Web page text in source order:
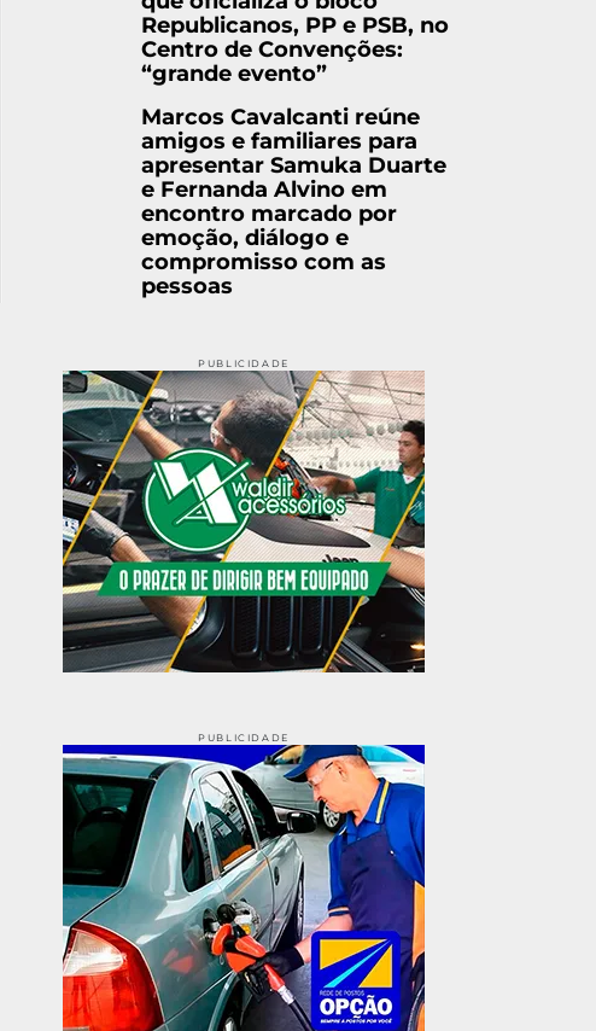
Republicanos, PP e PSB, no
Centro de Convenções:
“grande evento”
Marcos Cavalcanti reúne
amigos e familiares para
apresentar Samuka Duarte
e Fernanda Alvino em
encontro marcado por
emoção, diálogo e
compromisso com as
pessoas
PUBLICIDADE
PUBLICIDADE